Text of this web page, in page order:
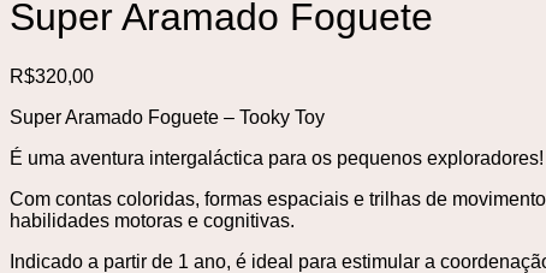
Super Aramado Foguete
R$320,00
Super Aramado Foguete – Tooky Toy
É uma aventura intergaláctica para os pequenos exploradores!
Com contas coloridas, formas espaciais e trilhas de
habilidades motoras e cognitivas.
Indicado a partir de 1 ano, é ideal para estimular a